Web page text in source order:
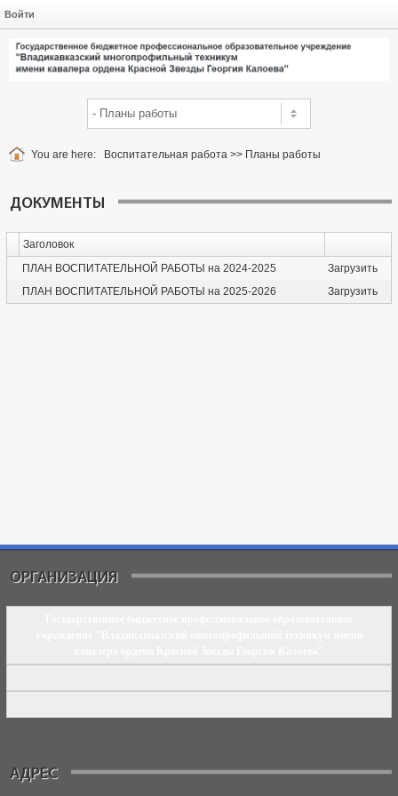
Войти
You are here: Воспитательная работа >> Планы работы
ДОКУМЕНТЫ
Заголовок
ПЛАН ВОСПИТАТЕЛЬНОЙ РАБОТЫ на 2024-2025
Загрузить
ПЛАН ВОСПИТАТЕЛЬНОЙ РАБОТЫ на 2025-2026
Загрузить
ОРГАНИЗАЦИЯ
АДРЕС